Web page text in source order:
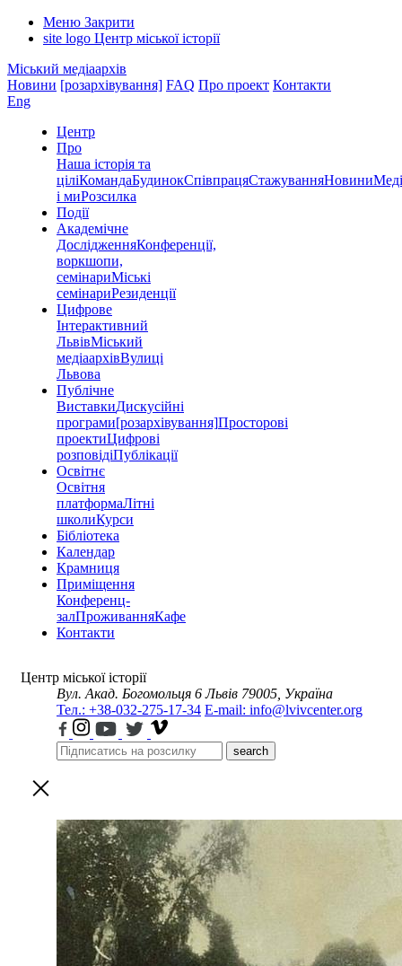
Меню Закрити
site logo Центр міської історії
Міський медіаархів
Новини [розархівування] FAQ Про проект Контакти
Eng
Центр
Про
Наша історія та
ціліКомандаБудинокСпівпрацяСтажуванняНовини
і миРозсилка
Події
Академічне
ДослідженняКонференції,
воркшопи,
семінариМіські
семінариРезиденції
Цифрове
Інтерактивний
ЛьвівМіський
медіаархівВулиці
Львова
Публічне
ВиставкиДискусійні
програми[розархівування]Просторові
проектиЦифрові
розповідіПублікації
Освітнє
Освітня
платформаЛітні
школиКурси
Бібліотека
Календар
Крамниця
Приміщення
Конференц-
залПроживанняКафе
Контакти
Центр міської історії
Вул. Акад. Богомольця 6 Львів 79005, Україна
Тел.: +38-032-275-17-34 E-mail: info@lvivcenter.org
search